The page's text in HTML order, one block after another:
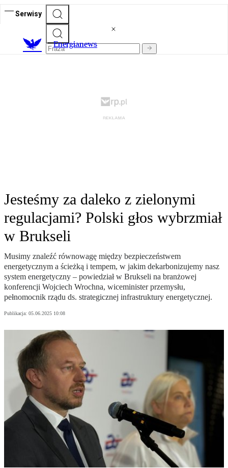
Serwisy
Energianews
Jesteśmy za daleko z zielonymi
regulacjami? Polski głos wybrzmiał
w Brukseli
Musimy znaleźć równowagę między bezpieczeństwem
energetycznym a ścieżką i tempem, w jakim dekarbonizujemy nasz
system energetyczny – powiedział w Brukseli na branżowej
konferencji Wojciech Wrochna, wiceminister przemysłu,
pełnomocnik rządu ds. strategicznej infrastruktury energetycznej.
Publikacja: 05.06.2025 10:08